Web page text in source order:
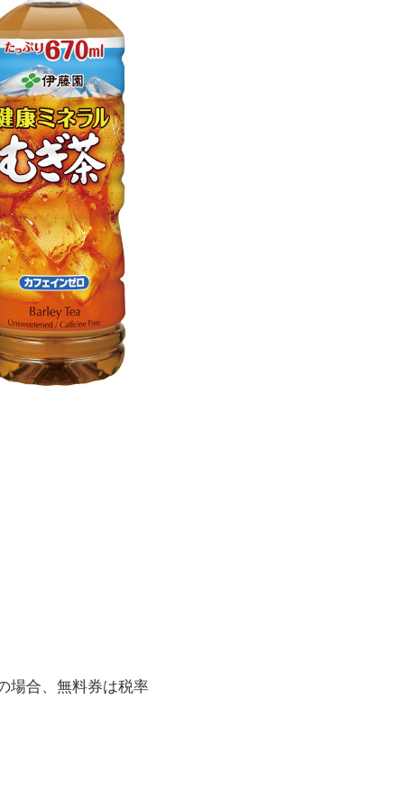
場合、無料券は税率